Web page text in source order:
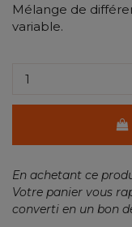
Mélange de
variable.
En achetant ce
Votre panier vous
converti en un bon